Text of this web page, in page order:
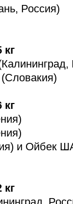
Россия)
кг
кг
и Ойбек
кг